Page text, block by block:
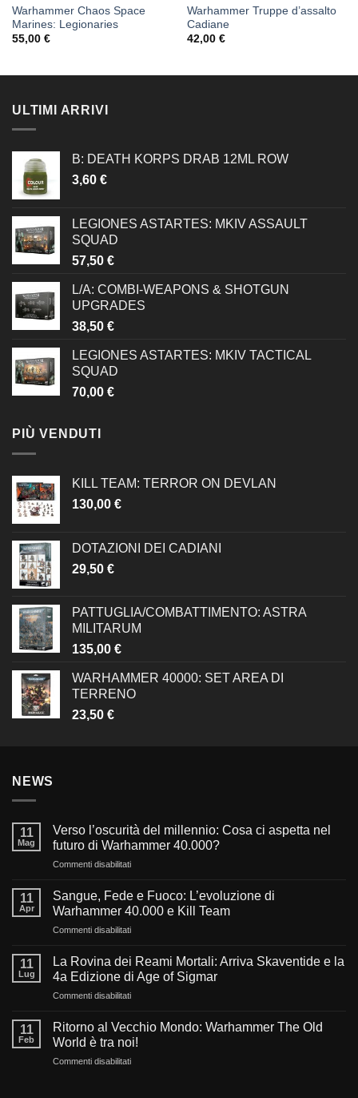
Warhammer Chaos Space
Marines: Legionaries
55,00 €
Warhammer Truppe d’assalto
Cadiane
42,00 €
ULTIMI ARRIVI
B: DEATH KORPS DRAB 12ML ROW
3,60 €
LEGIONES ASTARTES: MKIV ASSAULT
SQUAD
57,50 €
L/A: COMBI-WEAPONS & SHOTGUN
UPGRADES
38,50 €
LEGIONES ASTARTES: MKIV TACTICAL
SQUAD
70,00 €
PIÙ VENDUTI
KILL TEAM: TERROR ON DEVLAN
130,00 €
DOTAZIONI DEI CADIANI
29,50 €
PATTUGLIA/COMBATTIMENTO: ASTRA
MILITARUM
135,00 €
WARHAMMER 40000: SET AREA DI
TERRENO
23,50 €
NEWS
11
Mag
Verso l’oscurità del millennio: Cosa ci aspetta nel
futuro di Warhammer 40.000?
Commenti disabilitatisu
l’oscurità
del
millennio:
Cosa
aspetta
nel
futuro
di
40.000?
11
Apr
Sangue, Fede e Fuoco: L’evoluzione di
Warhammer 40.000 e Kill Team
Commenti disabilitatisu
Fede
e
Fuoco:
L’evoluzione
Warhammer
40.000
Kill
11
Lug
La Rovina dei Reami Mortali: Arriva Skaventide e la
4a Edizione di Age of Sigmar
Commenti disabilitatisu
Rovina
dei
Reami
Mortali:
11
Feb
Ritorno al Vecchio Mondo: Warhammer The Old
World è tra noi!
Commenti disabilitatisu